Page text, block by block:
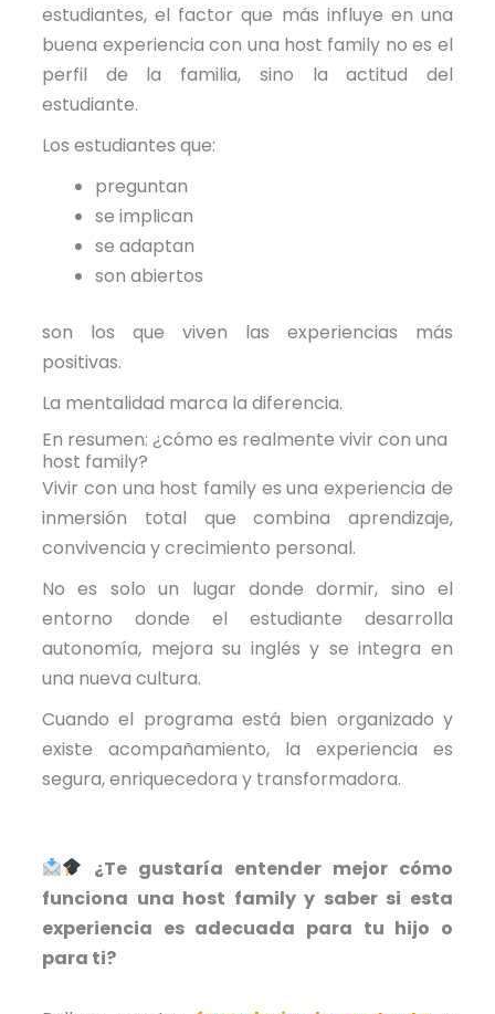
estudiantes, el factor que más influye en una
buena experiencia con una host family no es el
perfil de la familia, sino la actitud del
estudiante.
Los estudiantes que:
preguntan
se implican
se adaptan
son abiertos
son los que viven las experiencias más
positivas.
La mentalidad marca la diferencia.
En resumen: ¿cómo es realmente vivir con una
host family?
Vivir con una host family es una experiencia de
inmersión total que combina aprendizaje,
convivencia y crecimiento personal.
No es solo un lugar donde dormir, sino el
entorno donde el estudiante desarrolla
autonomía, mejora su inglés y se integra en
una nueva cultura.
Cuando el programa está bien organizado y
existe acompañamiento, la experiencia es
segura, enriquecedora y transformadora.
¿Te gustaría entender mejor cómo
funciona una host family y saber si esta
experiencia es adecuada para tu hijo o
para ti?